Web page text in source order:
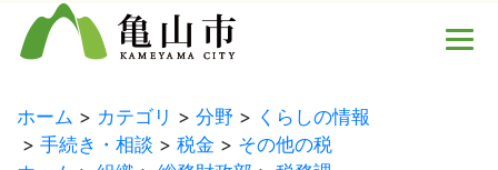
ホーム カテゴリ 分野
くらしの情報
手続き・相談
税金
その他の税